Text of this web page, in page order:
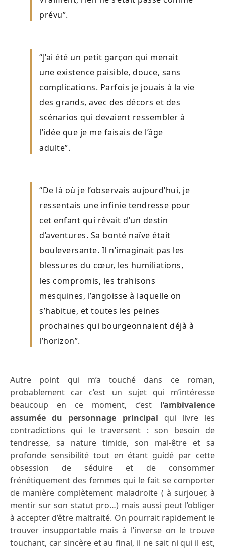
prévu”.
“J’ai été un petit garçon qui menait
une existence paisible, douce, sans
complications. Parfois je jouais à la vie
des grands, avec des décors et des
scénarios qui devaient ressembler à
l’idée que je me faisais de l’âge
adulte”.
“De là où je l’observais aujourd’hui, je
ressentais une infinie tendresse pour
cet enfant qui rêvait d’un destin
d’aventures. Sa bonté naïve était
bouleversante. Il n’imaginait pas les
blessures du cœur, les humiliations,
les compromis, les trahisons
mesquines, l’angoisse à laquelle on
s’habitue, et toutes les peines
prochaines qui bourgeonnaient déjà à
l’horizon”.
Autre point qui m’a touché dans ce roman,
probablement car c’est un sujet qui m’intéresse
beaucoup en ce moment, c’est l’ambivalence
assumée du personnage principal qui livre les
contradictions qui le traversent : son besoin de
tendresse, sa nature timide, son mal-être et sa
profonde sensibilité tout en étant guidé par cette
obsession de séduire et de consommer
frénétiquement des femmes qui le fait se comporter
de manière complètement maladroite ( à surjouer, à
mentir sur son statut pro…) mais aussi peut l’obliger
à accepter d’être maltraité. On pourrait rapidement le
trouver insupportable mais à l’inverse on le trouve
touchant, car sincère et au final, il ne sait ni qui il est,